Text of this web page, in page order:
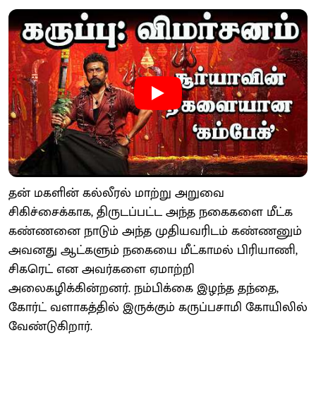
தன் மகளின் கல்லீரல் மாற்று அறுவை
சிகிச்சைக்காக, திருடப்பட்ட அந்த நகைகளை மீட்க
கண்ணனை நாடும் அந்த முதியவரிடம் கண்ணனும்
அவனது ஆட்களும் நகையை மீட்காமல் பிரியாணி,
சிகரெட் என அவர்களை ஏமாற்றி
அலைகழிக்கின்றனர். நம்பிக்கை இழந்த தந்தை,
கோர்ட் வளாகத்தில் இருக்கும் கருப்பசாமி கோயிலில்
வேண்டுகிறார்.